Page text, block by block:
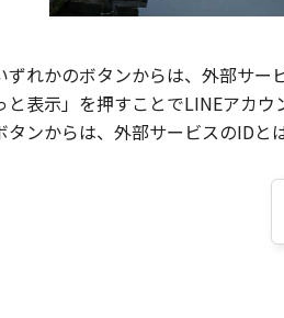
れかのボタンからは、外部サー
と表示」を押すことでLINEアカウ
ンからは、外部サービスのIDと